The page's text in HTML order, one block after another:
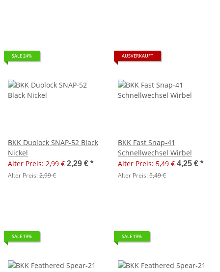
SALE 24%
BKK Duolock SNAP-52 Black
Nickel
Alter Preis: 2,99 €2,29 € *
Alter Preis:2,99 €
AUSVERKAUFT
BKK Fast Snap-41
Schnellwechsel Wirbel
Alter Preis: 5,49 €4,25 € *
Alter Preis:5,49 €
SALE 19% SALE 19%